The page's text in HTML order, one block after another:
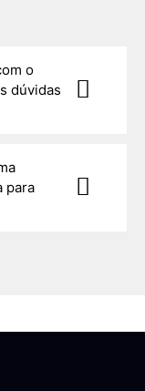
o
dúvidas
para